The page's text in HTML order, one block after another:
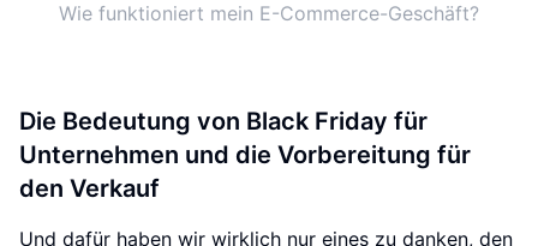
Wie funktioniert mein E-Commerce-Geschäft?
Die Bedeutung von Black Friday für
Unternehmen und die Vorbereitung für
den Verkauf
Und dafür haben wir wirklich nur eines zu danken, den